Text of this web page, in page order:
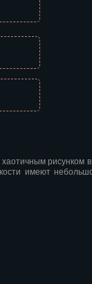
рисунком
имеют